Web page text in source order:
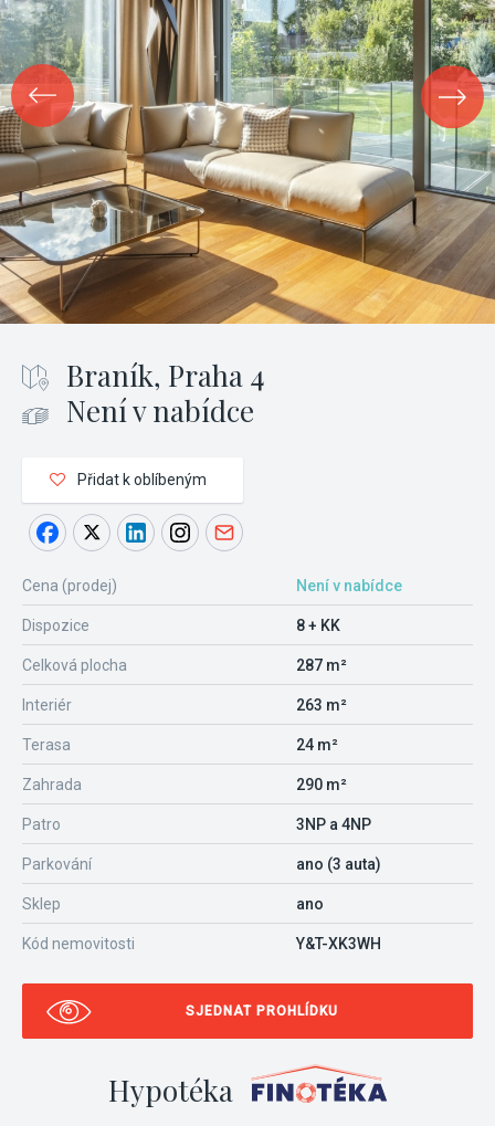
Braník, Praha 4
Není v nabídce
Přidat k oblíbeným
Cena (prodej) Není v nabídce
Dispozice 8 + KK
Celková plocha 287 m²
Interiér 263 m²
Terasa 24 m²
Zahrada 290 m²
Patro 3NP a 4NP
Parkování ano (3 auta)
Sklep ano
Kód nemovitosti Y&T-XK3WH
SJEDNAT PROHLÍDKU
Hypotéka